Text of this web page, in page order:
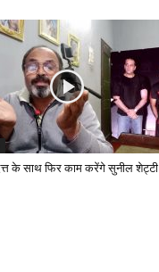
के साथ फिर काम करेंगे सुनील शेट्टी